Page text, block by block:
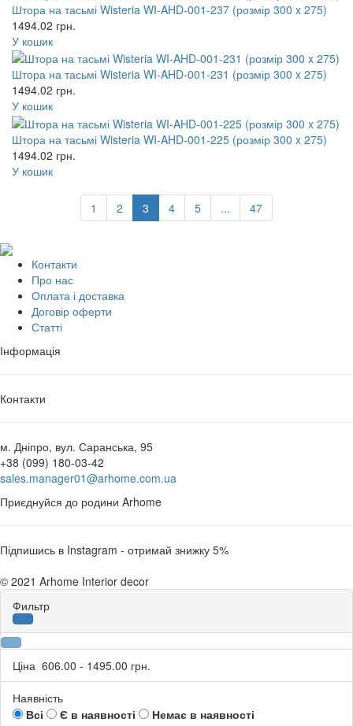
Штора на тасьмі Wisteria WI-AHD-001-237 (розмір 300 x 275)
1494.02 грн.
У кошик
Штора на тасьмі Wisteria WI-AHD-001-231 (розмір 300 x 275)
1494.02 грн.
У кошик
Штора на тасьмі Wisteria WI-AHD-001-225 (розмір 300 x 275)
1494.02 грн.
У кошик
1 2 3 4 5 ... 47
Контакти
Про нас
Оплата і доставка
Договір оферти
Статті
Інформація
Контакти
м. Дніпро, вул. Саранська, 95
+38 (099) 180-03-42
sales.manager01@arhome.com.ua
Приєднуйся до родини Arhome
Підпишись в Instagram - отримай знижку 5%
© 2021 Arhome Interior decor
Фильтр
Ціна 606.00 - 1495.00 грн.
Наявність
Всі
Є в наявності Немає в наявності